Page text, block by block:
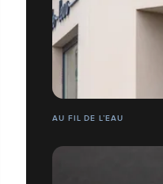
AU FIL DE L’EAU